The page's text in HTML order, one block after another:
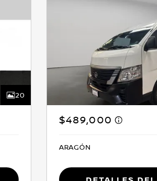
20
$489,000
ARAGÓN